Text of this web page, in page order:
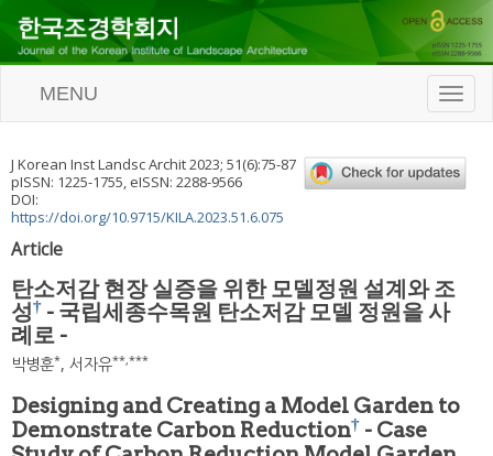
T
o
l
e
g
a
MENU
J Korean Inst Landsc Archit2023; 51(6):75-87
pISSN: 1225-1755, eISSN: 2288-9566
DOI:
https://doi.org/10.9715/KILA.2023.51.6.075
Article
탄소저감 현장 실증을 위한 모델정원 설계와 조
성† - 국립세종수목원 탄소저감 모델 정원을 사
례로 -
박병훈*, 서자유**,***
Designing and Creating a Model Garden to
Demonstrate Carbon Reduction† - Case